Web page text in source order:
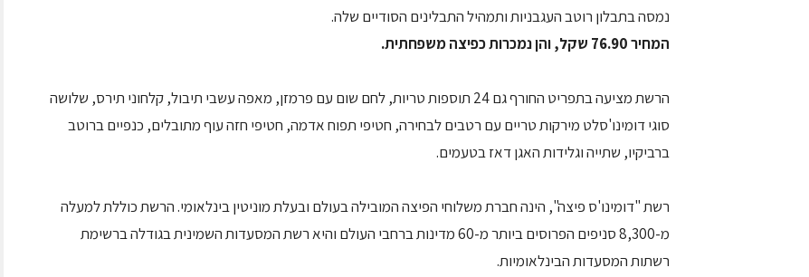
נמסה בתבלון רוטב העגבניות ותמהיל התבלינים הסודיים שלה.
המחיר 76.90 שקל, והן נמכרות כפיצה משפחתית.
הרשת מציעה בתפריט החורף גם 24 תוספות טריות, לחם שום עם פרמזן, מאפה עשבי תיבול, קלחוני תירס, שלושה
סוגי דומינו'סלט מירקות טריים עם רטבים לבחירה, חטיפי תפוח אדמה, חטיפי חזה עוף מתובלים, כנפיים ברוטב
ברביקיו, שתייה וגלידות האגן דאז בטעמים.
רשת "דומינו'ס פיצה", הינה חברת משלוחי הפיצה המובילה בעולם ובעלת מוניטין בינלאומי. הרשת כוללת למעלה
מ-8,300 סניפים הפרוסים ביותר מ-60 מדינות ברחבי העולם והיא רשת המסעדות השמינית בגודלה ברשימת
רשתות המסעדות הבינלאומיות.